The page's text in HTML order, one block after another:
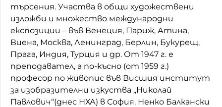
търсения. Участва в общи художествени
изложби и множество международни
експозиции – във Венеция, Париж, Атина,
Виена, Москва, Ленинград, Берлин, Букурещ,
Прага, Индия, Турция и др. От 1947 г. е
преподавател, а по-късно (от 1959 г.)
професор по живопис във Висшия институт
за изобразителни изкуства „Николай
Павлович“(днес НХА) в София. Ненко Балкански